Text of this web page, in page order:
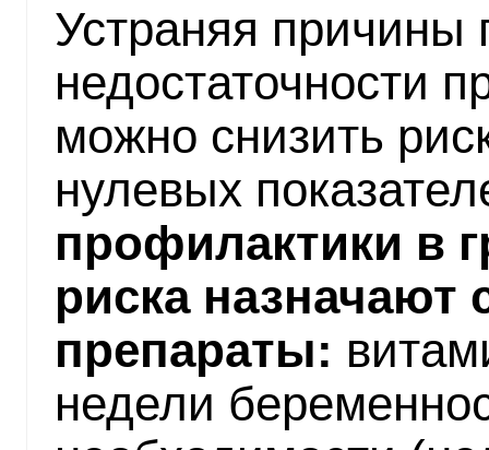
Устраняя причины
недостаточности
можно снизить
нулевых
профилактики в
риска
препараты:
недели